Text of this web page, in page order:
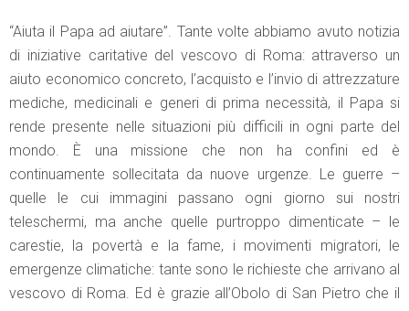
“Aiuta il Papa ad aiutare”. Tante volte abbiamo avuto notizia
di iniziative caritative del vescovo di Roma: attraverso un
aiuto economico concreto, l’acquisto e l’invio di attrezzature
mediche, medicinali e generi di prima necessità, il Papa si
rende presente nelle situazioni più difficili in ogni parte del
mondo. È una missione che non ha confini ed è
continuamente sollecitata da nuove urgenze. Le guerre –
quelle le cui immagini passano ogni giorno sui nostri
teleschermi, ma anche quelle purtroppo dimenticate – le
carestie, la povertà e la fame, i movimenti migratori, le
emergenze climatiche: tante sono le richieste che arrivano al
vescovo di Roma. Ed è grazie all’Obolo di San Pietro che il